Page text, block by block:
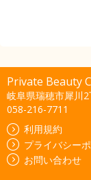
Private Beauty
岐阜県瑞穂市犀川
058-216-7711
利用規約
プライバシー
お問い合わせ